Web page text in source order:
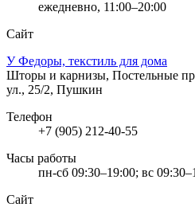
ежедневно, 11:00–20:00
Сайт
У Федоры, текстиль для дома
Шторы и карнизы, Постельные
ул., 25/2, Пушкин
Телефон
+7 (905) 212-40-55
Часы работы
пн-сб 09:30–19:00; вс
Сайт